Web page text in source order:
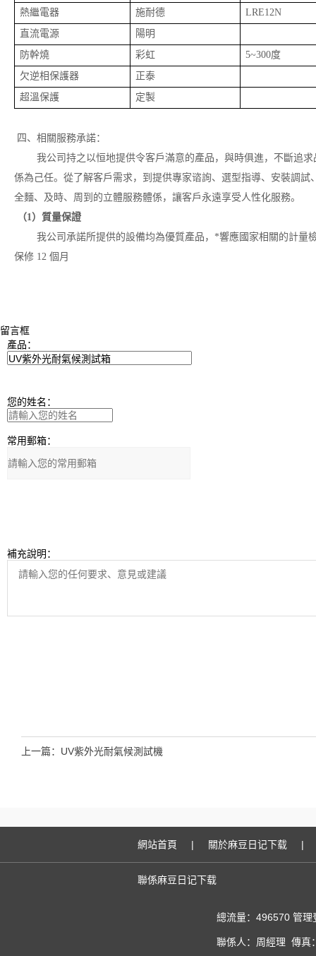
熱繼電器
施耐德
LRE12N
直流電源
陽明
防幹燒
彩虹
5~300度
欠逆相保護器
正泰
超溫保護
定製
四、相關服務承諾：
我公司持之以恒地提供令客戶滿意的產品，與時俱進，不斷追
係為己任。從了解客戶需求，到提供專家谘詢、選型指導、安裝調
全麵、及時、周到的立體服務體係，讓客戶永遠享受人性化服務。
（1）質量保證
我公司承諾所提供的設備均為優質產品，*響應國家相關的計量
保修 12 個月
留言框
產品：
您的姓名：
常用郵箱：
補充說明：
上一篇： UV紫外光耐氣候測試機
網站首頁 | 關於麻豆日记下载 |
聯係麻豆日记下载
總流量：496570 管理
聯係人：周經理 傳